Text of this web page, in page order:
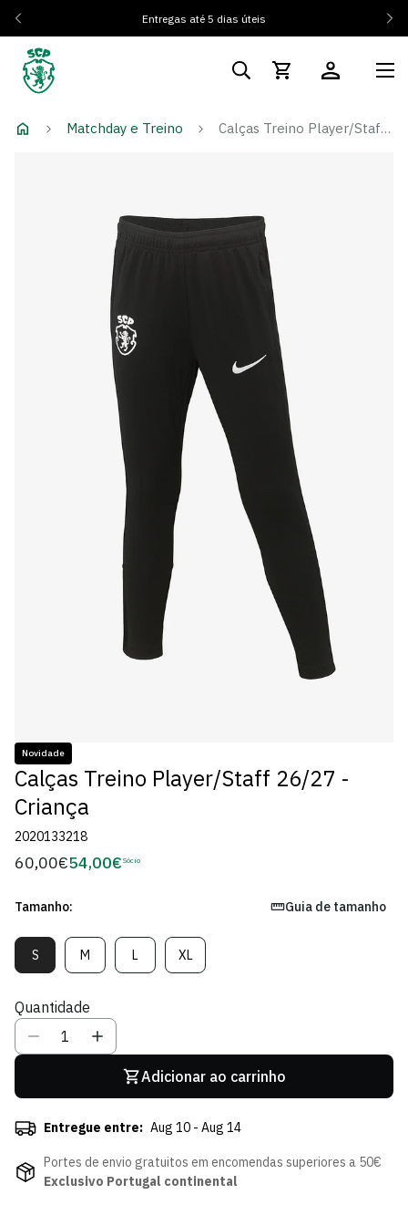
Entregas até 5 dias úteis
Matchday e Treino Calças Treino Player/Staff 26/27 - Criança
Novidade
Calças Treino Player/Staff 26/27 -
Criança
2020133218
Preço
60,00€Preço
Sócio
54,00€ Sócio
Tamanho: Guia de tamanho
SVariante
Esgotada
Indisponível
MVariante
Esgotada
Indisponível
LVariante
Esgotada
XLVariante
Esgotada
Quantidade
Adicionar ao carrinho
Entregue entre: Aug 10 - Aug 14
Portes de envio gratuitos em encomendas superiores a 50€
Exclusivo Portugal continental